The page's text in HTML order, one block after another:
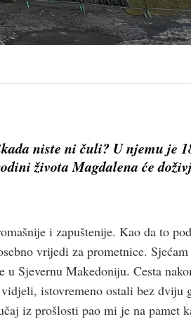
niste ni čuli? U njemu je
života Magdalena će
i zapuštenije. Kao da to
vrijedi za prometnice. Sjećam
u Sjevernu Makedoniju. Cesta
istovremeno ostali bez dviju
iz prošlosti pao mi je na pamet